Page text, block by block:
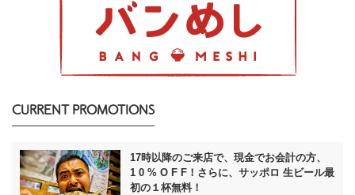
CURRENT PROMOTIONS
17時以降のご来店で、現金でお会計の方、
1 0 % O F F！さらに、サッポロ 生ビール最
初の１杯無料！